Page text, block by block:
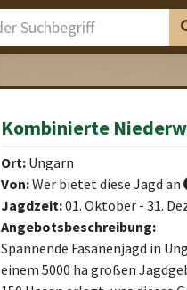
Kombinierte
Ort: Ungarn
Von:Wer bietet diese Jagd an
Jagdzeit:01. Oktober - 31.
Angebotsbeschreibung:
Spannende Fasanenjagd in
einem 5000 ha großen